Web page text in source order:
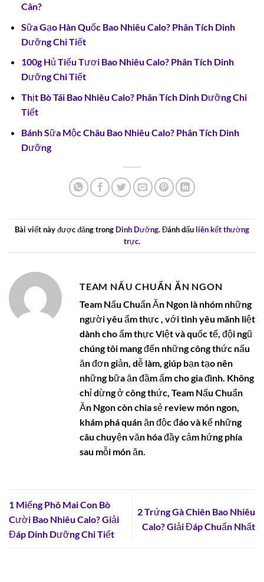
Cân?
Sữa Gạo Hàn Quốc Bao Nhiêu Calo? Phân Tích Dinh
Dưỡng Chi Tiết
100g Hủ Tiếu Tươi Bao Nhiêu Calo? Phân Tích Dinh
Dưỡng Chi Tiết
Thịt Bò Tái Bao Nhiêu Calo? Phân Tích Dinh Dưỡng Chi
Tiết
Bánh Sữa Mộc Châu Bao Nhiêu Calo? Phân Tích Dinh
Dưỡng
Bài viết này được đăng trong Dinh Dưỡng. Đánh dấu liên kết thường
trực.
TEAM NẤU CHUẨN ĂN NGON
Team Nấu Chuẩn Ăn Ngon là nhóm những
người yêu ẩm thực , với tình yêu mãnh liệt
dành cho ẩm thực Việt và quốc tế, đội ngũ
chúng tôi mang đến những công thức nấu
ăn đơn giản, dễ làm, giúp bạn tạo nên
những bữa ăn đầm ấm cho gia đình. Không
chỉ dừng ở công thức, Team Nấu Chuẩn
Ăn Ngon còn chia sẻ review món ngon,
khám phá quán ăn độc đáo và kể những
câu chuyện văn hóa đầy cảm hứng phía
sau mỗi món ăn.
1 Miếng Phô Mai Con Bò
Cười Bao Nhiêu Calo? Giải
Đáp Dinh Dưỡng Chi Tiết
2 Trứng Gà Chiên Bao Nhiêu
Calo? Giải Đáp Chuẩn Nhất